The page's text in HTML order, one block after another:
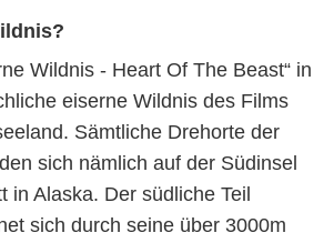
Wildnis - Heart Of The Beast“ in
eiserne Wildnis des Films
Sämtliche Drehorte der
sich nämlich auf der Südinsel
in Alaska. Der südliche Teil
sich durch seine über 3000m